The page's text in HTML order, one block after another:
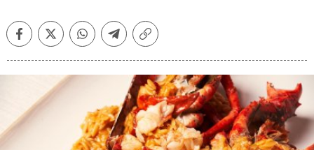
FacebookTwitterWhatsappTelegramCopiar